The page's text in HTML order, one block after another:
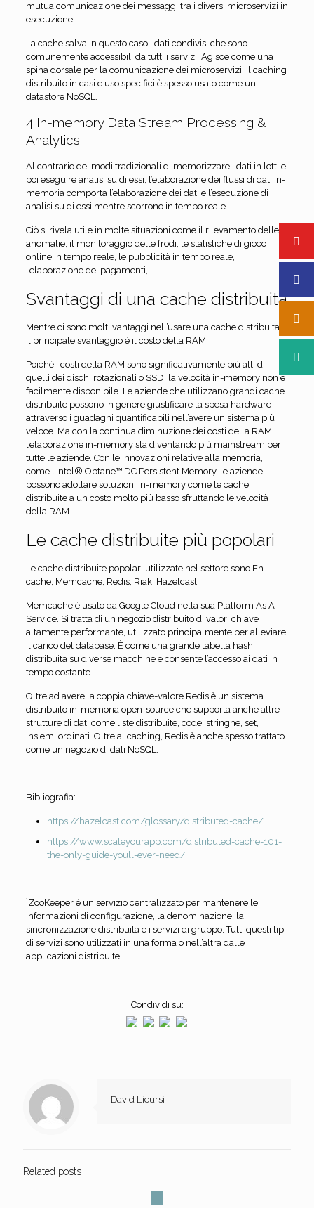
mutua comunicazione dei messaggi tra i diversi microservizi in
esecuzione.
La cache salva in questo caso i dati condivisi che sono
comunemente accessibili da tutti i servizi. Agisce come una
spina dorsale per la comunicazione dei microservizi. Il caching
distribuito in casi d’uso specifici è spesso usato come un
datastore NoSQL.
4 In-memory Data Stream Processing &
Analytics
Al contrario dei modi tradizionali di memorizzare i dati in lotti e
poi eseguire analisi su di essi, l’elaborazione dei flussi di dati in-
memoria comporta l’elaborazione dei dati e l’esecuzione di
analisi su di essi mentre scorrono in tempo reale.
Ciò si rivela utile in molte situazioni come il rilevamento delle
anomalie, il monitoraggio delle frodi, le statistiche di gioco
online in tempo reale, le pubblicità in tempo reale,
l’elaborazione dei pagamenti, …
Svantaggi di una cache distribuita
Mentre ci sono molti vantaggi nell’usare una cache distribuita,
il principale svantaggio è il costo della RAM.
Poiché i costi della RAM sono significativamente più alti di
quelli dei dischi rotazionali o SSD, la velocità in-memory non è
facilmente disponibile. Le aziende che utilizzano grandi cache
distribuite possono in genere giustificare la spesa hardware
attraverso i guadagni quantificabili nell’avere un sistema più
veloce. Ma con la continua diminuzione dei costi della RAM,
l’elaborazione in-memory sta diventando più mainstream per
tutte le aziende. Con le innovazioni relative alla memoria,
come l’Intel® Optane™ DC Persistent Memory, le aziende
possono adottare soluzioni in-memory come le cache
distribuite a un costo molto più basso sfruttando le velocità
della RAM.
Le cache distribuite più popolari
Le cache distribuite popolari utilizzate nel settore sono Eh-
cache, Memcache, Redis, Riak, Hazelcast.
Memcache è usato da Google Cloud nella sua Platform As A
Service. Si tratta di un negozio distribuito di valori chiave
altamente performante, utilizzato principalmente per alleviare
il carico del database. È come una grande tabella hash
distribuita su diverse macchine e consente l’accesso ai dati in
tempo costante.
Oltre ad avere la coppia chiave-valore Redis è un sistema
distribuito in-memoria open-source che supporta anche altre
strutture di dati come liste distribuite, code, stringhe, set,
insiemi ordinati. Oltre al caching, Redis è anche spesso trattato
come un negozio di dati NoSQL.
Bibliografia:
https://hazelcast.com/glossary/distributed-cache/
https://www.scaleyourapp.com/distributed-cache-101-
the-only-guide-youll-ever-need/
¹ZooKeeper è un servizio centralizzato per mantenere le
informazioni di configurazione, la denominazione, la
sincronizzazione distribuita e i servizi di gruppo. Tutti questi tipi
di servizi sono utilizzati in una forma o nell’altra dalle
applicazioni distribuite.
Condividi su:
David Licursi
Related posts